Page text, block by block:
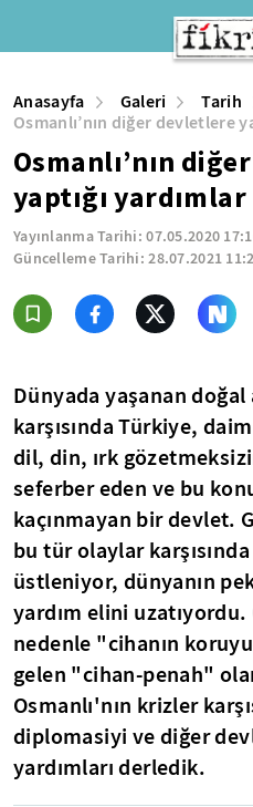
Anasayfa Galeri
Tarih
Osmanlı’nın diğer devletlere
Osmanlı’nın
yaptığı yardımlar
Yayınlanma Tarihi:07.05.2020
Güncelleme Tarihi:28.07.2021
Dünyada yaşanan
karşısında Türkiye,
dil, din, ırk
seferber eden ve bu
kaçınmayan bir devlet.
bu tür olaylar
üstleniyor, dünyanın
yardım elini
nedenle "cihanın
gelen "cihan-penah"
Osmanlı'nın krizler
diplomasiyi ve diğer
yardımları derledik.